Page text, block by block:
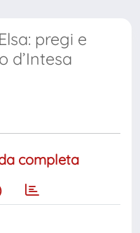
pregi e
d’Intesa
completa